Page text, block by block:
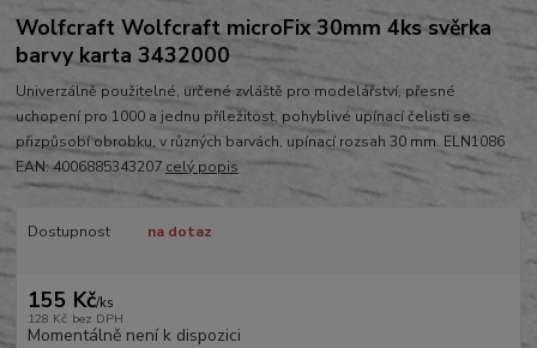
Wolfcraft Wolfcraft microFix 30mm 4ks svěrka
barvy karta 3432000
Univerzálně použitelné, určené zvláště pro modelářství, přesné
uchopení pro 1000 a jednu příležitost, pohyblivé upínací čelisti se
přizpůsobí obrobku, v různých barvách, upínací rozsah 30 mm. ELN1086
EAN: 4006885343207 celý popis
Dostupnost na dotaz
155 Kč/ks
128 Kč bez DPH
Momentálně není k dispozici